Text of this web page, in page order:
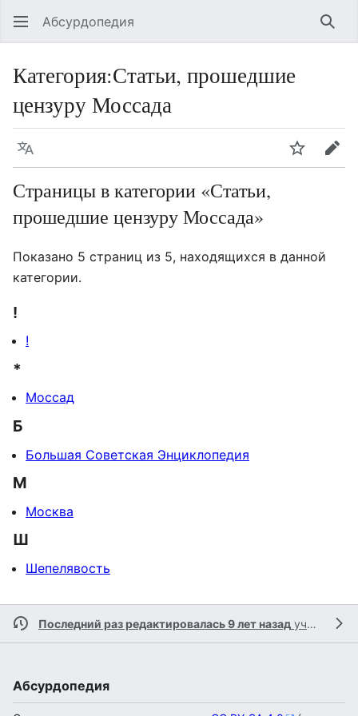
Абсурдопедия
Категория:Статьи, прошедшие
цензуру Моссада
Язык
Страницы в категории «Статьи,
прошедшие цензуру Моссада»
Показано 5 страниц из 5, находящихся в данной
категории.
!
!
*
Моссад
Б
Большая Советская Энциклопедия
М
Москва
Ш
Шепелявость
Последний раз редактировалась 9 лет назад участником
Абсурдопедия